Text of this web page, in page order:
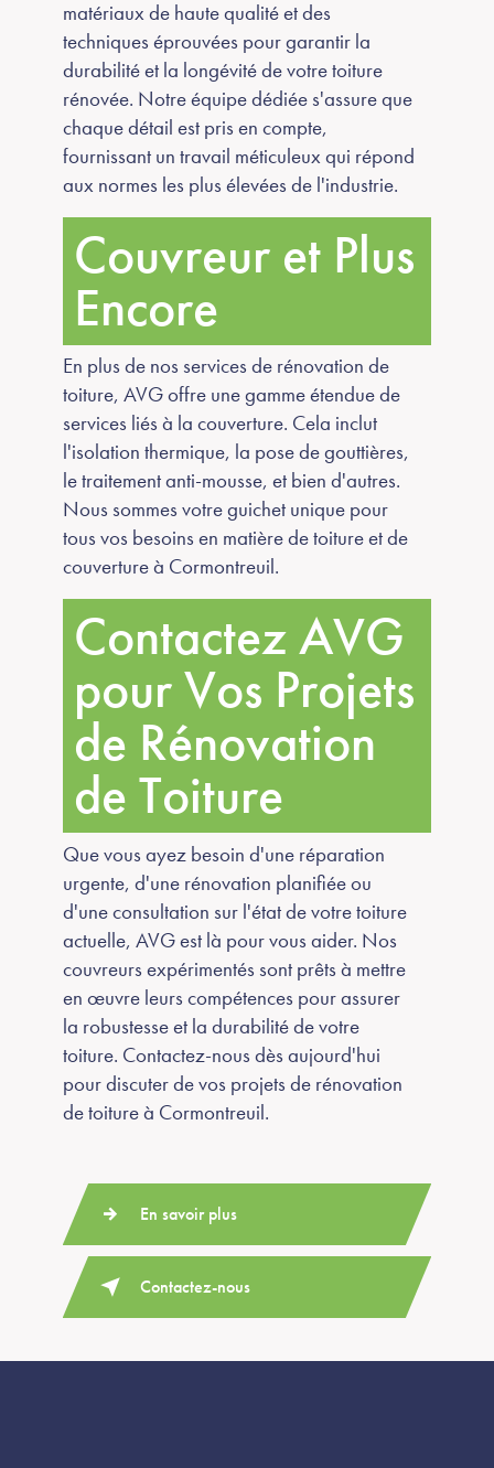
matériaux de haute qualité et des
techniques éprouvées pour garantir la
durabilité et la longévité de votre toiture
rénovée. Notre équipe dédiée s'assure que
chaque détail est pris en compte,
fournissant un travail méticuleux qui répond
aux normes les plus élevées de l'industrie.
Couvreur et Plus
Encore
En plus de nos services de rénovation de
toiture, AVG offre une gamme étendue de
services liés à la couverture. Cela inclut
l'isolation thermique, la pose de gouttières,
le traitement anti-mousse, et bien d'autres.
Nous sommes votre guichet unique pour
tous vos besoins en matière de toiture et de
couverture à Cormontreuil.
Contactez AVG
pour Vos Projets
de Rénovation
de Toiture
Que vous ayez besoin d'une réparation
urgente, d'une rénovation planifiée ou
d'une consultation sur l'état de votre toiture
actuelle, AVG est là pour vous aider. Nos
couvreurs expérimentés sont prêts à mettre
en œuvre leurs compétences pour assurer
la robustesse et la durabilité de votre
toiture. Contactez-nous dès aujourd'hui
pour discuter de vos projets de rénovation
de toiture à Cormontreuil.
En savoir plus
Contactez-nous